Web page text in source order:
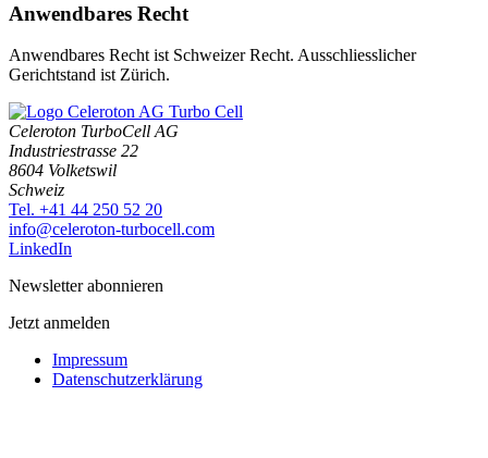
Anwendbares Recht
Anwendbares Recht ist Schweizer Recht. Ausschliesslicher
Gerichtstand ist Zürich.
Celeroton TurboCell AG
Industriestrasse 22
8604 Volketswil
Schweiz
Tel. +41 44 250 52 20
moc.llecobrut-notorelec@ofni
LinkedIn
Newsletter abonnieren
Jetzt anmelden
Impressum
Datenschutzerklärung